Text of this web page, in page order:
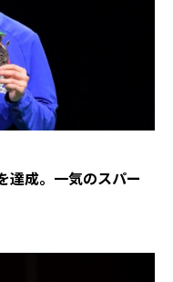
達成。一気のスパー